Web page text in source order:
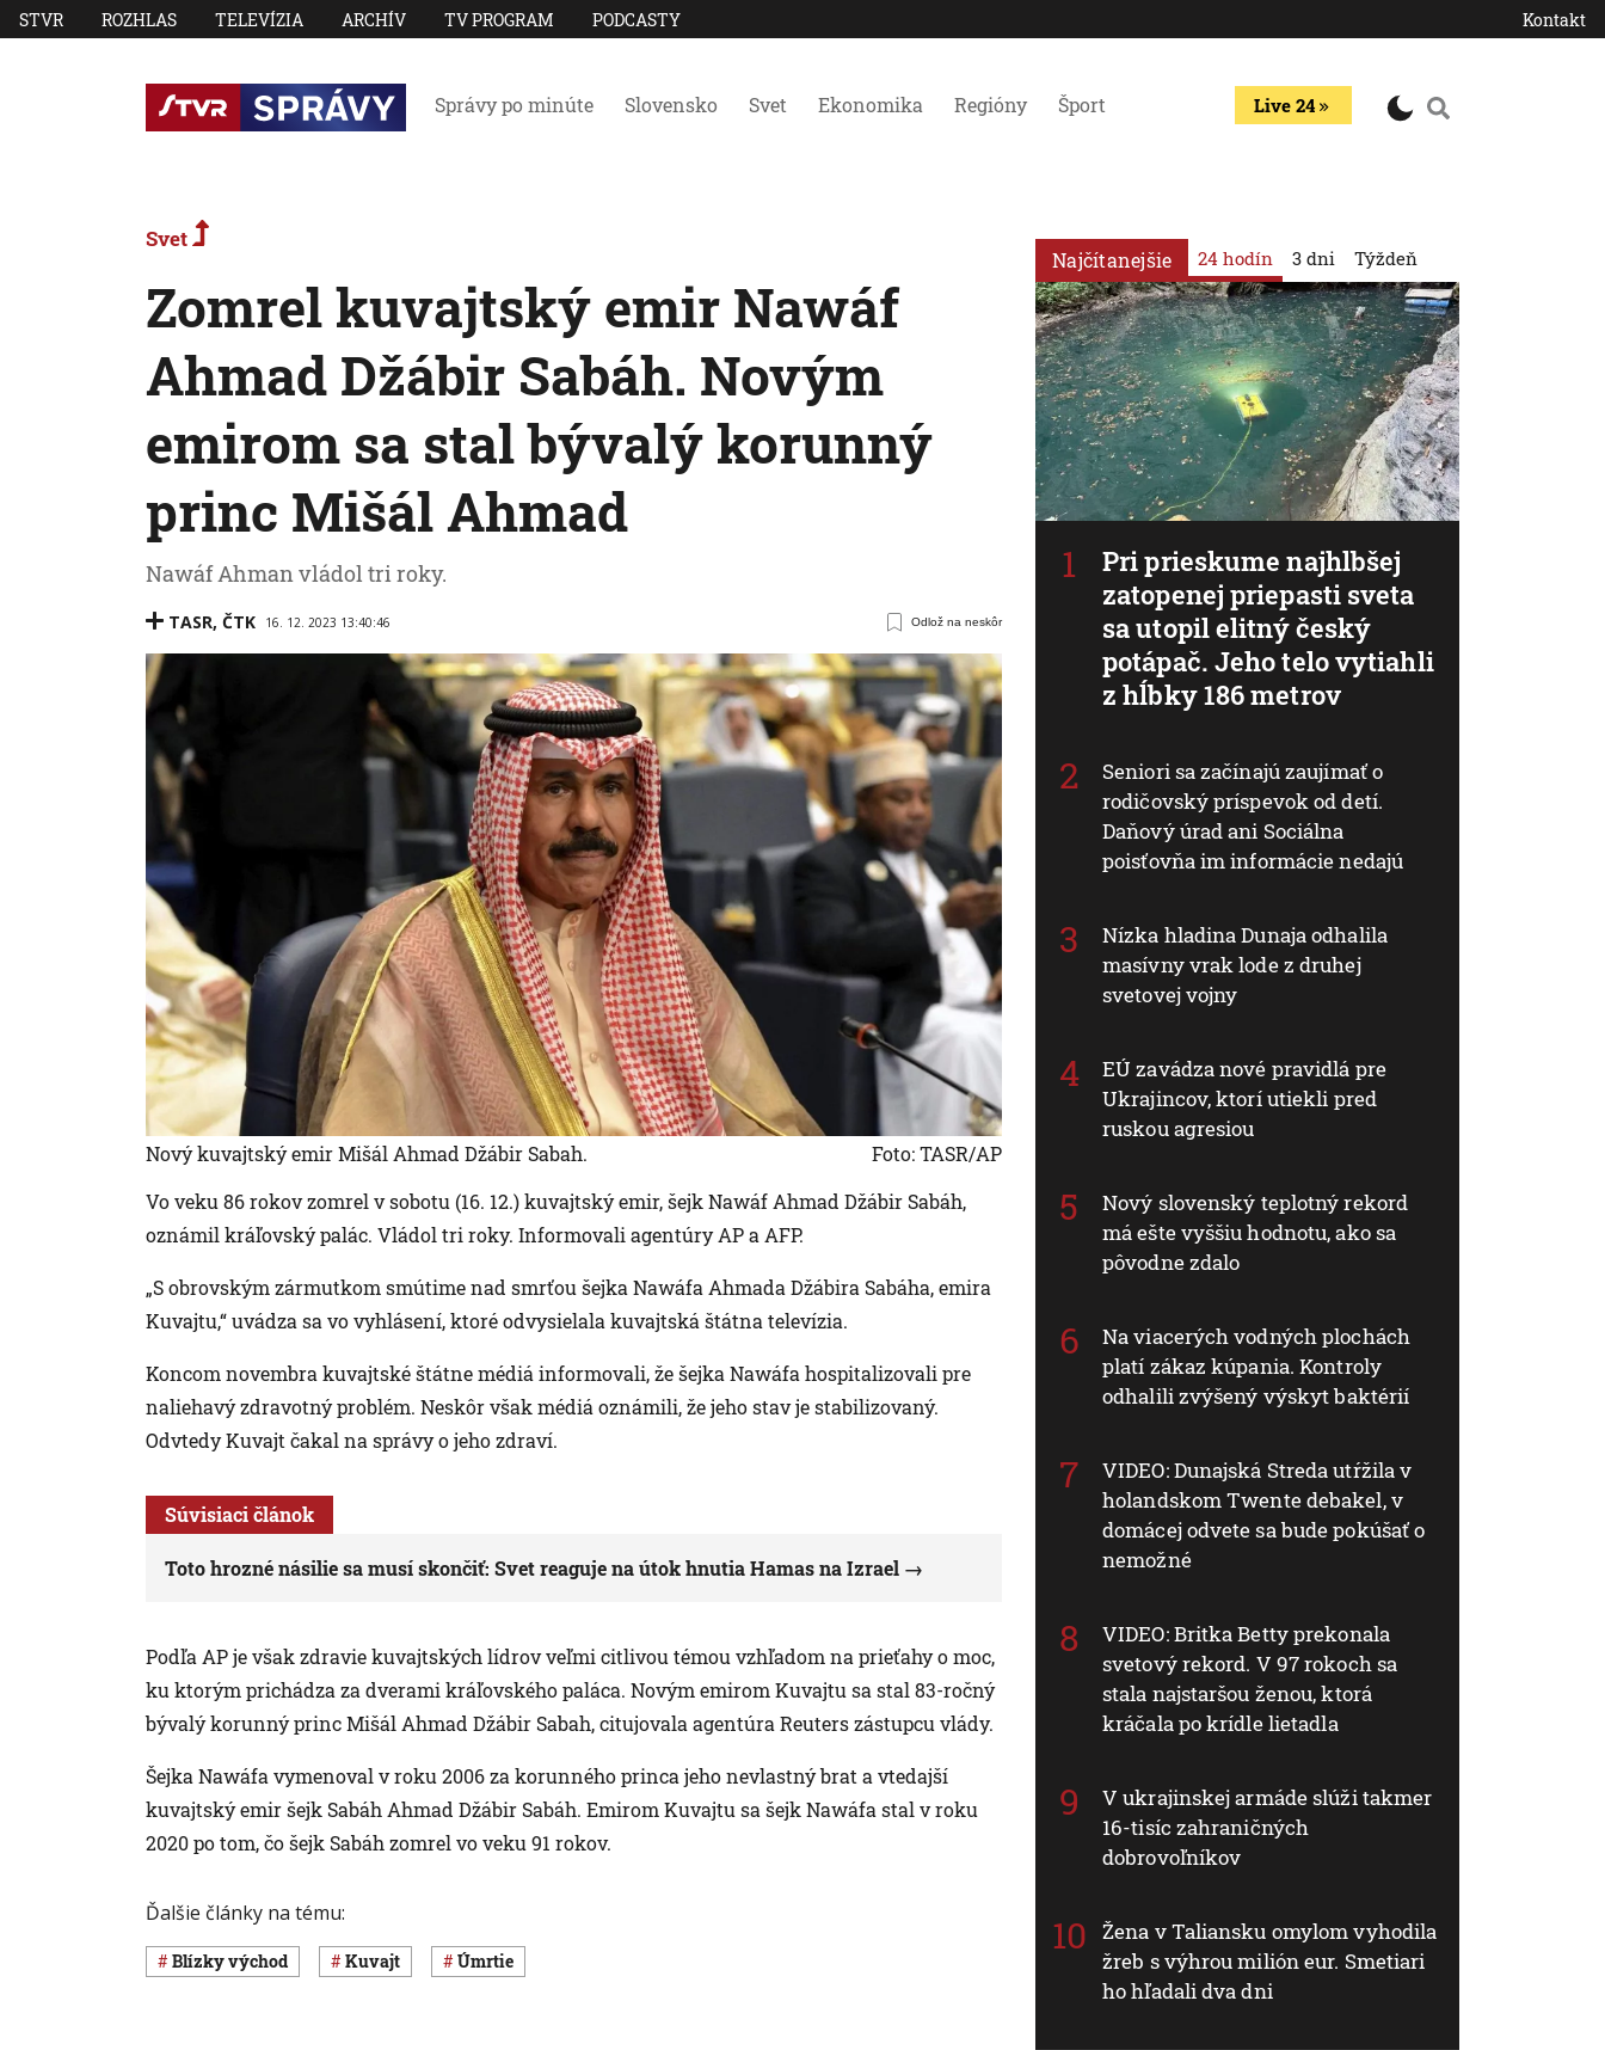
STVR ROZHLAS TELEVÍZIA ARCHÍV TV PROGRAM PODCASTY Kontakt
Správy po minúte Slovensko Svet Ekonomika Regióny Šport Live 24
Svet
Zomrel kuvajtský emir Nawáf
Ahmad Džábir Sabáh. Novým
emirom sa stal bývalý korunný
princ Mišál Ahmad
Nawáf Ahman vládol tri roky.
TASR, ČTK 16. 12. 2023 13:40:46 Odlož na neskôr
Nový kuvajtský emir Mišál Ahmad Džábir Sabah.
Foto: TASR/AP
Vo veku 86 rokov zomrel v sobotu (16. 12.) kuvajtský emir, šejk Nawáf Ahmad Džábir Sabáh,
oznámil kráľovský palác. Vládol tri roky. Informovali agentúry AP a AFP.
„S obrovským zármutkom smútime nad smrťou šejka Nawáfa Ahmada Džábira Sabáha, emira
Kuvajtu,“ uvádza sa vo vyhlásení, ktoré odvysielala kuvajtská štátna televízia.
Koncom novembra kuvajtské štátne médiá informovali, že šejka Nawáfa hospitalizovali pre
naliehavý zdravotný problém. Neskôr však médiá oznámili, že jeho stav je stabilizovaný.
Odvtedy Kuvajt čakal na správy o jeho zdraví.
Súvisiaci článok
Toto hrozné násilie sa musí skončiť: Svet reaguje na útok hnutia Hamas na Izrael
Podľa AP je však zdravie kuvajtských lídrov veľmi citlivou témou vzhľadom na prieťahy o moc,
ku ktorým prichádza za dverami kráľovského paláca. Novým emirom Kuvajtu sa stal 83-ročný
bývalý korunný princ Mišál Ahmad Džábir Sabah, citujovala agentúra Reuters zástupcu vlády.
Šejka Nawáfa vymenoval v roku 2006 za korunného princa jeho nevlastný brat a vtedajší
kuvajtský emir šejk Sabáh Ahmad Džábir Sabáh. Emirom Kuvajtu sa šejk Nawáfa stal v roku
2020 po tom, čo šejk Sabáh zomrel vo veku 91 rokov.
Ďalšie články na tému:
Blízky východ Kuvajt úmrtie
Najčítanejšie 24 hodín
Pri prieskume najhlbšej
zatopenej priepasti sveta
sa utopil elitný český
potápač. Jeho telo vytiahli
z hĺbky 186 metrov
Seniori sa začínajú zaujímať o
rodičovský príspevok od detí.
Daňový úrad ani Sociálna
poisťovňa im informácie nedajú
Nízka hladina Dunaja odhalila
masívny vrak lode z druhej
svetovej vojny
EÚ zavádza nové pravidlá pre
Ukrajincov, ktorí utiekli pred
ruskou agresiou
Nový slovenský teplotný rekord
má ešte vyššiu hodnotu, ako sa
pôvodne zdalo
Na viacerých vodných plochách
platí zákaz kúpania. Kontroly
odhalili zvýšený výskyt baktérií
VIDEO: Dunajská Streda utŕžila v
holandskom Twente debakel, v
domácej odvete sa bude pokúšať o
nemožné
VIDEO: Britka Betty prekonala
svetový rekord. V 97 rokoch sa
stala najstaršou ženou, ktorá
kráčala po krídle lietadla
V ukrajinskej armáde slúži takmer
16-tisíc zahraničných
dobrovoľníkov
Žena v Taliansku omylom vyhodila
žreb s výhrou milión eur. Smetiari
ho hľadali dva dni
3 dni Týždeň